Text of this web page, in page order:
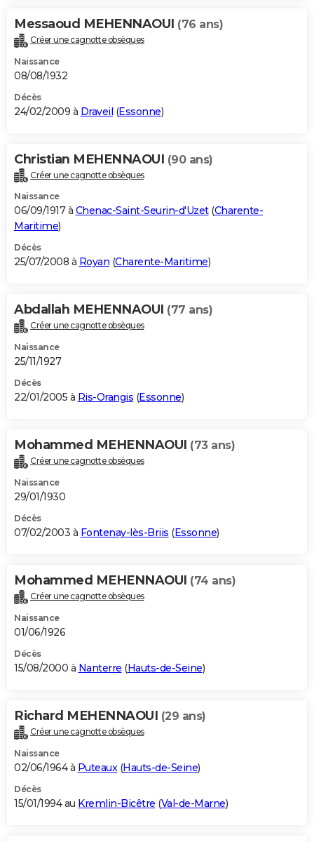
Messaoud MEHENNAOUI (76 ans)
Créer une cagnotte obsèques
Naissance
08/08/1932
Décès
24/02/2009 à Draveil (Essonne)
Christian MEHENNAOUI (90 ans)
Créer une cagnotte obsèques
Naissance
06/09/1917 à Chenac-Saint-Seurin-d'Uzet(Charente-
Maritime)
Décès
25/07/2008 à Royan (Charente-Maritime)
Abdallah MEHENNAOUI (77 ans)
Créer une cagnotte obsèques
Naissance
25/11/1927
Décès
22/01/2005 à Ris-Orangis (Essonne)
Mohammed MEHENNAOUI (73 ans)
Créer une cagnotte obsèques
Naissance
29/01/1930
Décès
07/02/2003 à Fontenay-lès-Briis (Essonne)
Mohammed MEHENNAOUI (74 ans)
Créer une cagnotte obsèques
Naissance
01/06/1926
Décès
15/08/2000 à Nanterre (Hauts-de-Seine)
Richard MEHENNAOUI (29 ans)
Créer une cagnotte obsèques
Naissance
02/06/1964 à Puteaux(Hauts-de-Seine)
Décès
15/01/1994 au Kremlin-Bicêtre (Val-de-Marne)